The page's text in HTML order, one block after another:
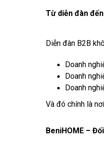
Từ diễn đàn
Diễn đàn B2B
Doanh
Doanh
Doanh
Và đó chính là nơi
BeniHOME –